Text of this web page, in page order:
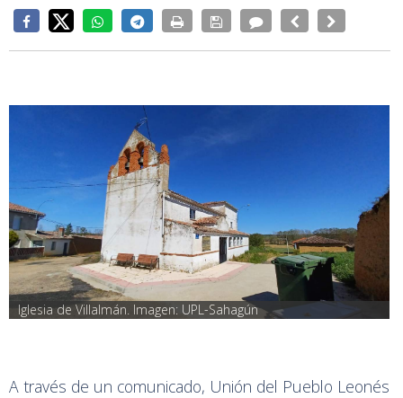
Iglesia de Villalmán. Imagen: UPL-Sahagún
A través de un comunicado, Unión del Pueblo Leonés